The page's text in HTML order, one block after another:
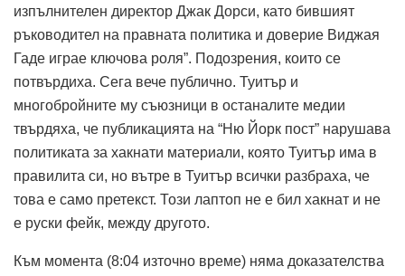
изпълнителен директор Джак Дорси, като бившият
ръководител на правната политика и доверие Виджая
Гаде играе ключова роля”. Подозрения, които се
потвърдиха. Сега вече публично. Туитър и
многобройните му съюзници в останалите медии
твърдяха, че публикацията на “Ню Йорк пост” нарушава
политиката за хакнати материали, която Туитър има в
правилита си, но вътре в Туитър всички разбраха, че
това е само претекст. Този лаптоп не е бил хакнат и не
е руски фейк, между другото.
Към момента (8:04 източно време) няма доказателства